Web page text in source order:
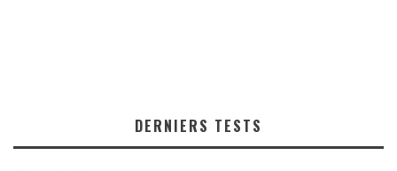
DERNIERS TESTS